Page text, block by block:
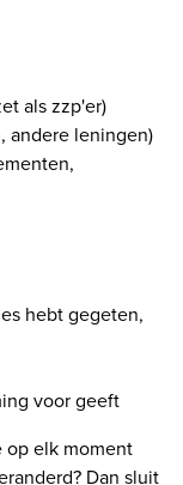
als zzp'er)
andere leningen)
hebt gegeten,
voor geeft
op elk moment
Dan sluit